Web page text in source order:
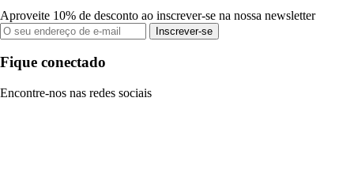
Aproveite 10% de desconto ao inscrever-se na nossa newsletter
Inscrever-se
Fique conectado
Encontre-nos nas redes sociais